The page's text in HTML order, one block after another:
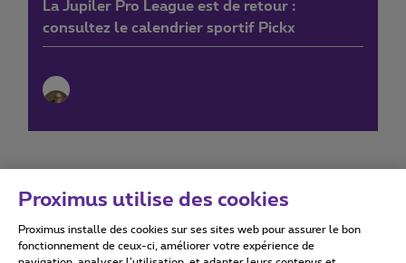
La Jupiler Pro League est de retour :
consultez le calendrier sportif Pickx
Conditions d'utilisation Accessibility statement
Proximus utilise des cookies
Proximus installe des cookies sur ses sites web pour assurer le bon
fonctionnement de ceux-ci, améliorer votre expérience de